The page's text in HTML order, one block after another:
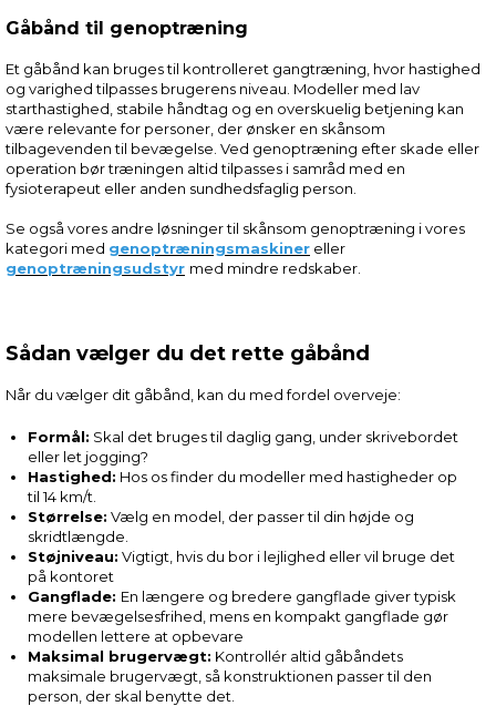
Gåbånd til genoptræning
Et gåbånd kan bruges til kontrolleret gangtræning, hvor hastighed
og varighed tilpasses brugerens niveau. Modeller med lav
starthastighed, stabile håndtag og en overskuelig betjening kan
være relevante for personer, der ønsker en skånsom
tilbagevenden til bevægelse. Ved genoptræning efter skade eller
operation bør træningen altid tilpasses i samråd med en
fysioterapeut eller anden sundhedsfaglig person.
Se også vores andre løsninger til skånsom genoptræning i vores
kategori med genoptræningsmaskiner eller
genoptræningsudstyr med mindre redskaber.
Sådan vælger du det rette gåbånd
Når du vælger dit gåbånd, kan du med fordel overveje:
Formål: Skal det bruges til daglig gang, under skrivebordet
eller let jogging?
Hastighed: Hos os finder du modeller med hastigheder op
til 14 km/t.
Størrelse: Vælg en model, der passer til din højde og
skridtlængde.
Støjniveau: Vigtigt, hvis du bor i lejlighed eller vil bruge det
på kontoret
Gangflade: En længere og bredere gangflade giver typisk
mere bevægelsesfrihed, mens en kompakt gangflade gør
modellen lettere at opbevare
Maksimal brugervægt: Kontrollér altid gåbåndets
maksimale brugervægt, så konstruktionen passer til den
person, der skal benytte det.